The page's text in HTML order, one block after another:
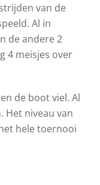
van de
Al in
de andere 2
4 meisjes over
de boot viel. Al
Het niveau van
hele toernooi